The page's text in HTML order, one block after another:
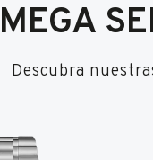
Descubra